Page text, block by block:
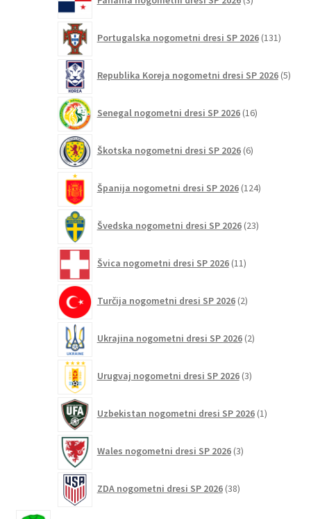
izdelki
Portugalska nogometni dresi SP 2026 131
Republika Koreja nogometni dresi SP 2026 5
Senegal nogometni dresi SP 2026 16izdelkov
Škotska nogometni dresi SP 2026 6izdelkov
Španija nogometni dresi SP 2026 124izdelkov
Švedska nogometni dresi SP 2026 23izdelkov
Švica nogometni dresi SP 2026 11izdelkov
Turčija nogometni dresi SP 2026 2izdelka
Ukrajina nogometni dresi SP 2026 2izdelka
Urugvaj nogometni dresi SP 2026 3izdelki
Uzbekistan nogometni dresi SP 2026 1izdelek
Wales nogometni dresi SP 2026 3izdelki
ZDA nogometni dresi SP 2026 38izdelkov